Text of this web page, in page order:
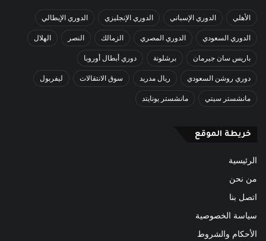
الأهلي الدوري الإسباني الدوري الإنجليزي الدوري الإيطالي
الدوري السعودي الدوري المصري الزمالك النصر الهلال
باريس سان جيرمان برشلونة دوري أبطال أوروبا
دوري روشن السعودي ريال مدريد سوق الانتقالات ليفربول
مانشستر سيتي مانشستر يونايتد
خريطة الموقع
الرئيسية
من نحن
اتصل بنا
سياسة الخصوصية
الأحكام والشروط